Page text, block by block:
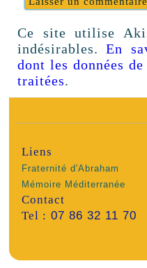
Ce site utilise
indésirables.En
dont les données
traitées.
Liens
Fraternité d'Abraham
Mémoire Méditerranée
Contact
Tel : 07 86 32 11 70